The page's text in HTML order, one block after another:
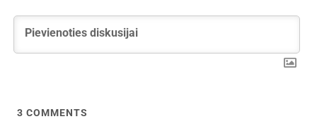
3 COMMENTS